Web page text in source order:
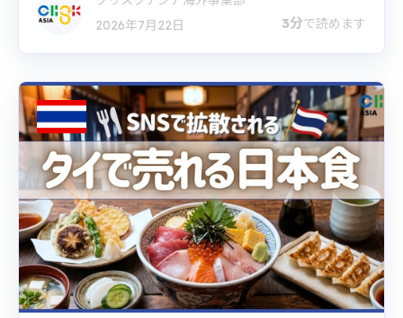
2026年7月22日
3分で読めます